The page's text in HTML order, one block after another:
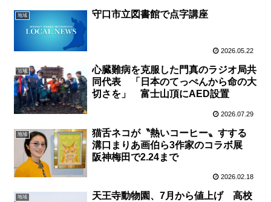
地域 守口市立図書館で点字講座
2026.05.22
地域
心臓難病を克服した門真のラジオ局共
同代表 「日本のてっぺんから命の大
切さを」 富士山頂にAED設置
2026.07.29
地域
猫舌ネコが〝熱いコーヒー〟すする
溝口まりあ画伯ら3作家のコラボ展
阪神梅田で2.24まで
2026.02.18
地域
天王寺動物園、7月から値上げ 高校